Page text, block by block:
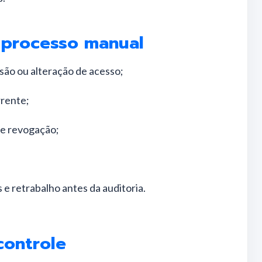
manual
ou alteração de acesso;
revogação;
e retrabalho antes da auditoria.